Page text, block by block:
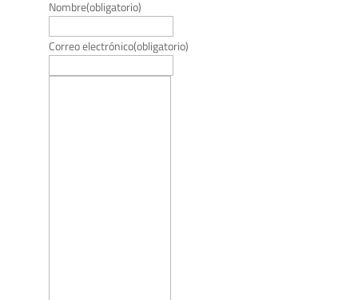
Nombre(obligatorio)
Correo electrónico(obligatorio)